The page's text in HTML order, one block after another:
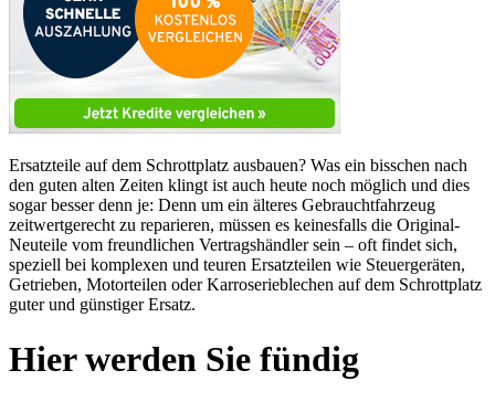
Ersatzteile auf dem Schrottplatz ausbauen? Was ein bisschen nach
den guten alten Zeiten klingt ist auch heute noch möglich und dies
sogar besser denn je: Denn um ein älteres Gebrauchtfahrzeug
zeitwertgerecht zu reparieren, müssen es keinesfalls die Original-
Neuteile vom freundlichen Vertragshändler sein – oft findet sich,
speziell bei komplexen und teuren Ersatzteilen wie Steuergeräten,
Getrieben, Motorteilen oder Karroserieblechen auf dem Schrottplatz
guter und günstiger Ersatz.
Hier werden Sie fündig